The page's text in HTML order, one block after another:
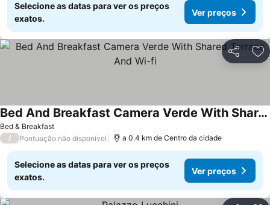
Selecione as datas para ver os preços
exatos.
Ver preços
Partilhar
Bed & Breakfast
Bed And Breakfast Camera Verde With Shared Terrace And Wi-fi
Ver preços
/ Pontuação não disponível a 0.4 km de Centro da cidade
Selecione as datas para ver os preços
exatos.
Ver preços